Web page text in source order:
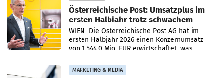
Österreichische Post: Umsatzplus im
ersten Halbjahr trotz schwachem
Briefgeschäft
WIEN Die Österreichische Post AG hat im
ersten Halbjahr 2026 einen Konzernumsatz
von 1.544,0 Mio. EUR erwirtschaftet, was
einem Plus von 3,8 Prozent gegenüber dem
Vergleichszeitraum
MARKETING & MEDIA